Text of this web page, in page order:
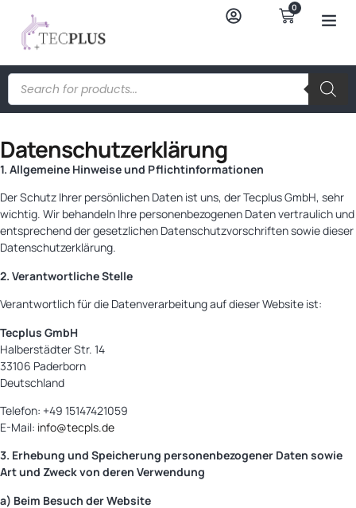
0
Datenschutzerklärung
1. Allgemeine Hinweise und Pflichtinformationen
Der Schutz Ihrer persönlichen Daten ist uns, der Tecplus GmbH, sehr
wichtig. Wir behandeln Ihre personenbezogenen Daten vertraulich und
entsprechend der gesetzlichen Datenschutzvorschriften sowie dieser
Datenschutzerklärung.
2. Verantwortliche Stelle
Verantwortlich für die Datenverarbeitung auf dieser Website ist:
Tecplus GmbH
Halberstädter Str. 14
33106 Paderborn
Deutschland
Telefon: +49 15147421059
E-Mail: info@tecpls.de
3. Erhebung und Speicherung personenbezogener Daten sowie
Art und Zweck von deren Verwendung
a) Beim Besuch der Website